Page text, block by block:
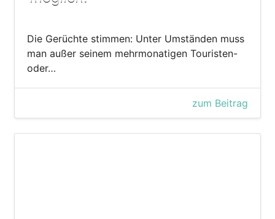
Die Gerüchte stimmen: Unter Umständen muss
man außer seinem mehrmonatigen Touristen-
oder…
zum Beitrag